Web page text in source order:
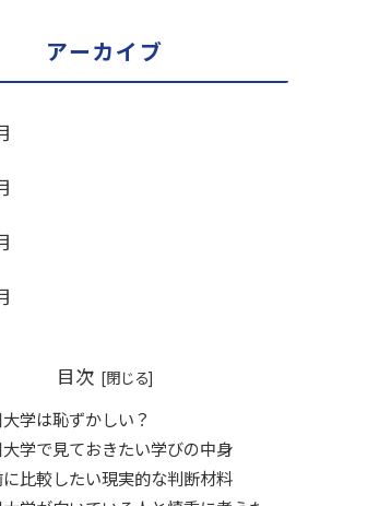
アーカイブ
目次
学は恥ずかしい？
学で見ておきたい学びの中身
比較したい現実的な判断材料